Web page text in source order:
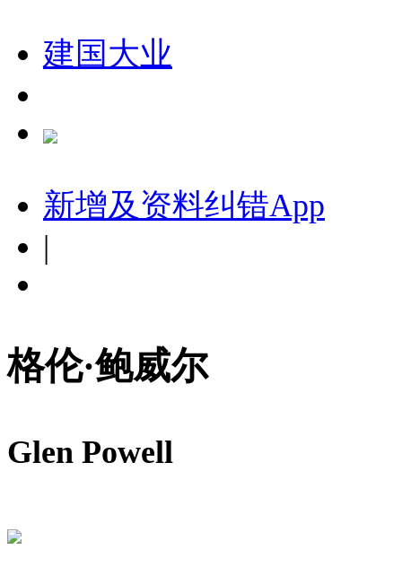
建国大业
新增及资料纠错App
|
格伦·鲍威尔
Glen Powell